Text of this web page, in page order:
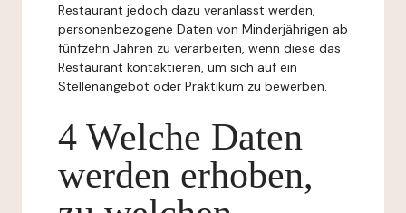
Restaurant jedoch dazu veranlasst werden,
personenbezogene Daten von Minderjährigen ab
fünfzehn Jahren zu verarbeiten, wenn diese das
Restaurant kontaktieren, um sich auf ein
Stellenangebot oder Praktikum zu bewerben.
4 Welche Daten
werden erhoben,